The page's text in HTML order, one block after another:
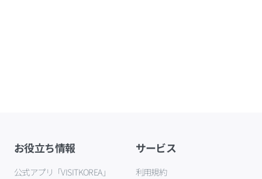
お役立ち情報
公式アプリ「VISITKOREA」
サービス
利用規約